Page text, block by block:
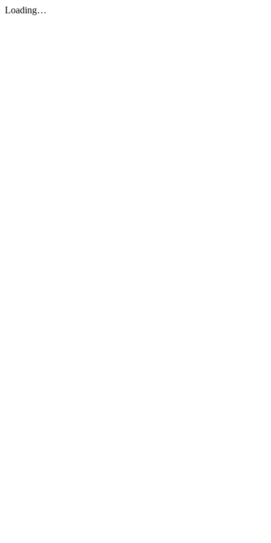
Loading…